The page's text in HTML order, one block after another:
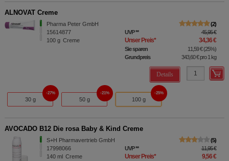
ALNOVAT Creme
Pharma Peter GmbH
15614877
100 g Creme
2
UVP** 45,95 €
Unser Preis* 34,36 €
Sie sparen 11,59 €(25%)
Grundpreis
343,60 €pro 1 kg
Details
30 g
27%
50 g
21%
100 g
25%
AVOCADO B12 Die rosa Baby & Kind Creme
S+H Pharmavertrieb GmbH
17998066
140 ml Creme
5
UVP** 11,95 €
Unser Preis* 9,56 €